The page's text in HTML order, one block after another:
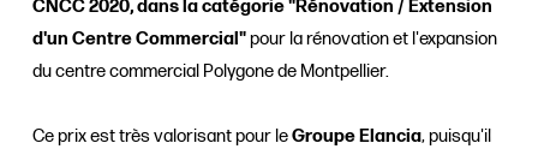
CNCC 2020, dans la catégorie "Rénovation / Extension
d'un Centre Commercial"pour la rénovation et l'expansion
du centre commercial Polygone de Montpellier.
Ce prix est très valorisant pour leGroupe Elancia, puisqu'il